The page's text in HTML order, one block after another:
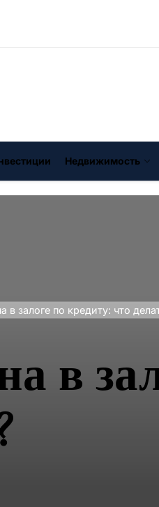
Недвижимость
в залоге по кредиту: что
в